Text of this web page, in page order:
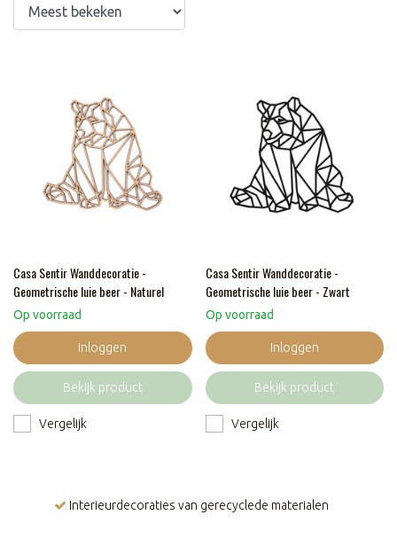
Casa Sentir Wanddecoratie -
Geometrische luie beer - Naturel
Op voorraad
Inloggen
Bekijk product
Vergelijk
Casa Sentir Wanddecoratie -
Geometrische luie beer - Zwart
Op voorraad
Inloggen
Bekijk product
Vergelijk
Interieurdecoraties van gerecyclede materialen